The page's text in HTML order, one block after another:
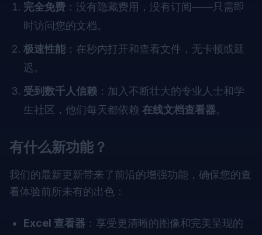
完全免费 ：没有隐藏费用，没有订阅——只需即
时访问您的文档。
极速性能 ：在秒内打开和查看文件，无卡顿或延
迟。
受到数千人信赖 ：加入不断壮大的专业人士和学
生社区，他们每天都依赖 在线文档查看器。
有什么新功能？
我们的最新更新带来了前沿的增强功能，确保您的查
看体验前所未有的出色：
Excel 查看器 ：享受更清晰的图像和完美呈现的